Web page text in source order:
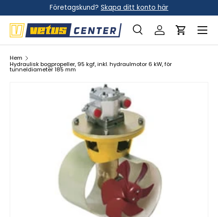
Hoppa till innehållet
Företagskund? Skapa ditt konto här
Sök
Sök Logga inVagn
Meny
Hem
Hydraulisk bogpropeller, 95 kgf, inkl. hydraulmotor 6 kW, för
tunneldiameter 185 mm